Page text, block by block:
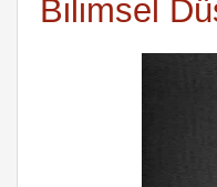
Bilimsel